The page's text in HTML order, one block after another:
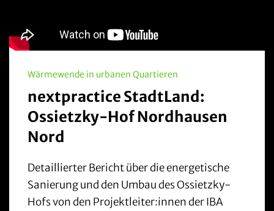
Wärmewende in urbanen Quartieren
nextpractice StadtLand:
Ossietzky-Hof Nordhausen
Nord
Detaillierter Bericht über die energetische
Sanierung und den Umbau des Ossietzky-
Hofs von den Projektleiter:innen der IBA